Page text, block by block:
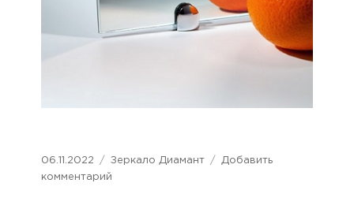
Опубликовано
06.11.2022 Рубрики
Зеркало Диамант
Добавить
комментарий